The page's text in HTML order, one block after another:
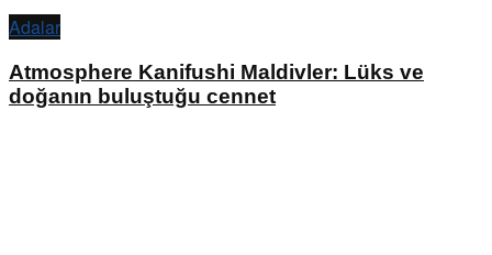
Adalar
Atmosphere Kanifushi Maldivler: Lüks ve
doğanın buluştuğu cennet